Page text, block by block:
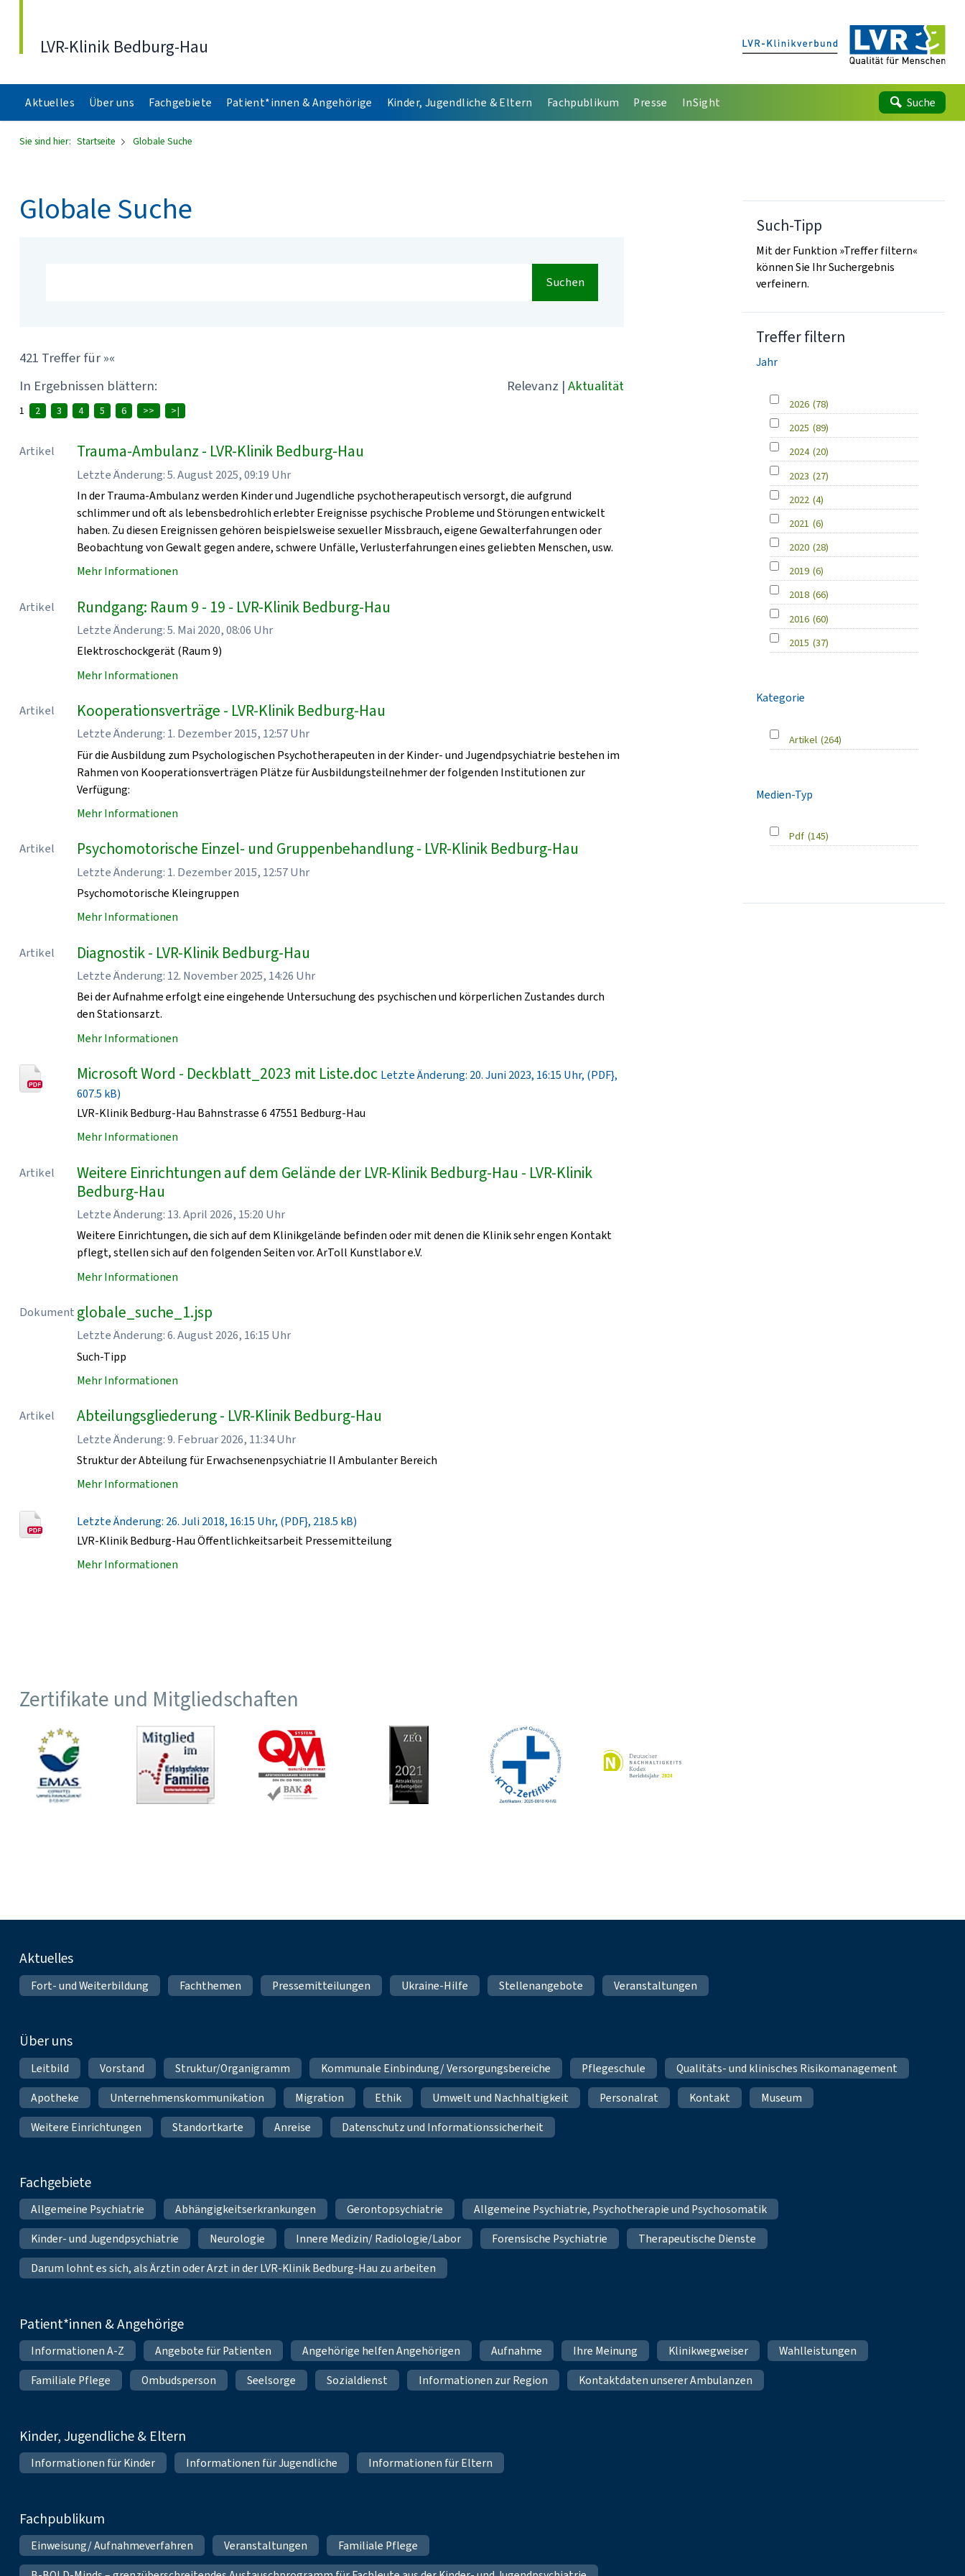
LVR-Klinik Bedburg-Hau
Aktuelles Über uns Fachgebiete Patient*innen & Angehörige Kinder, Jugendliche & Eltern Fachpublikum Presse InSight Suche
Sie sind hier: Startseite Globale Suche
Globale Suche
Suchen
421 Treffer für »«
In Ergebnissen blättern:
Relevanz | Aktualität
1 2 3 4 5 6 >> >|
Artikel Trauma-Ambulanz - LVR-Klinik Bedburg-Hau
Letzte Änderung: 5. August 2025, 09:19 Uhr
In der Trauma-Ambulanz werden Kinder und Jugendliche psychotherapeutisch versorgt, die aufgrund
schlimmer und oft als lebensbedrohlich erlebter Ereignisse psychische Probleme und Störungen entwickelt
haben. Zu diesen Ereignissen gehören beispielsweise sexueller Missbrauch, eigene Gewalterfahrungen oder
Beobachtung von Gewalt gegen andere, schwere Unfälle, Verlusterfahrungen eines geliebten Menschen, usw.
Mehr Informationen
Artikel Rundgang: Raum 9 - 19 - LVR-Klinik Bedburg-Hau
Letzte Änderung: 5. Mai 2020, 08:06 Uhr
Elektroschockgerät (Raum 9)
Mehr Informationen
Artikel Kooperationsverträge - LVR-Klinik Bedburg-Hau
Letzte Änderung: 1. Dezember 2015, 12:57 Uhr
Für die Ausbildung zum Psychologischen Psychotherapeuten in der Kinder- und Jugendpsychiatrie bestehen im
Rahmen von Kooperationsverträgen Plätze für Ausbildungsteilnehmer der folgenden Institutionen zur
Verfügung:
Mehr Informationen
Artikel Psychomotorische Einzel- und Gruppenbehandlung - LVR-Klinik Bedburg-Hau
Letzte Änderung: 1. Dezember 2015, 12:57 Uhr
Psychomotorische Kleingruppen
Mehr Informationen
Artikel Diagnostik - LVR-Klinik Bedburg-Hau
Letzte Änderung: 12. November 2025, 14:26 Uhr
Bei der Aufnahme erfolgt eine eingehende Untersuchung des psychischen und körperlichen Zustandes durch
den Stationsarzt.
Mehr Informationen
Microsoft Word - Deckblatt_2023 mit Liste.doc Letzte Änderung: 20. Juni 2023, 16:15 Uhr, (PDF},
607.5 kB)
LVR-Klinik Bedburg-Hau Bahnstrasse 6 47551 Bedburg-Hau
Mehr Informationen
Artikel
Weitere Einrichtungen auf dem Gelände der LVR-Klinik Bedburg-Hau - LVR-Klinik
Bedburg-Hau
Letzte Änderung: 13. April 2026, 15:20 Uhr
Weitere Einrichtungen, die sich auf dem Klinikgelände befinden oder mit denen die Klinik sehr engen Kontakt
pflegt, stellen sich auf den folgenden Seiten vor. ArToll Kunstlabor e.V.
Mehr Informationen
Dokument globale_suche_1.jsp
Letzte Änderung: 6. August 2026, 16:15 Uhr
Such-Tipp
Mehr Informationen
Artikel Abteilungsgliederung - LVR-Klinik Bedburg-Hau
Letzte Änderung: 9. Februar 2026, 11:34 Uhr
Struktur der Abteilung für Erwachsenenpsychiatrie II Ambulanter Bereich
Mehr Informationen
Letzte Änderung: 26. Juli 2018, 16:15 Uhr, (PDF}, 218.5 kB)
LVR-Klinik Bedburg-Hau Öffentlichkeitsarbeit Pressemitteilung
Mehr Informationen
Such-Tipp
Mit der Funktion »Treffer filtern«
können Sie Ihr Suchergebnis
verfeinern.
Treffer filtern
Jahr
2026 (78)
2025 (89)
2024 (20)
2023 (27)
2022 (4)
2021 (6)
2020 (28)
2019 (6)
2018 (66)
2016 (60)
2015 (37)
Kategorie
Artikel (264)
Medien-Typ
Pdf (145)
Zertifikate und Mitgliedschaften
Fußnavigation
Aktuelles
Fort- und Weiterbildung Fachthemen Pressemitteilungen Ukraine-Hilfe Stellenangebote Veranstaltungen
Über uns
Leitbild Vorstand Struktur/Organigramm Kommunale Einbindung/ Versorgungsbereiche Pflegeschule
Qualitäts- und klinisches Risikomanagement
Apotheke
Unternehmenskommunikation Migration Ethik Umwelt und Nachhaltigkeit Personalrat Kontakt
Museum
Weitere Einrichtungen
Standortkarte Anreise Datenschutz und Informationssicherheit
Fachgebiete
Allgemeine Psychiatrie Abhängigkeitserkrankungen Gerontopsychiatrie
Allgemeine Psychiatrie, Psychotherapie und Psychosomatik
Kinder- und Jugendpsychiatrie
Neurologie Innere Medizin/ Radiologie/Labor Forensische Psychiatrie
Therapeutische Dienste
Darum lohnt es sich, als Ärztin oder Arzt in der LVR-Klinik Bedburg-Hau zu arbeiten
Patient*innen & Angehörige
Informationen A-Z Angebote für Patienten Angehörige helfen Angehörigen Aufnahme Ihre Meinung Klinikwegweiser
Wahlleistungen
Familiale Pflege
Ombudsperson Seelsorge Sozialdienst Informationen zur Region Kontaktdaten unserer Ambulanzen
Kinder, Jugendliche & Eltern
Informationen für Kinder Informationen für Jugendliche Informationen für Eltern
Fachpublikum
Einweisung/ Aufnahmeverfahren Veranstaltungen
Familiale Pflege